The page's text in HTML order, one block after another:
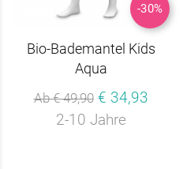
-30%
Bio-Bademantel Kids
Aqua
Ab € 49,90 € 34,93
2-10 Jahre